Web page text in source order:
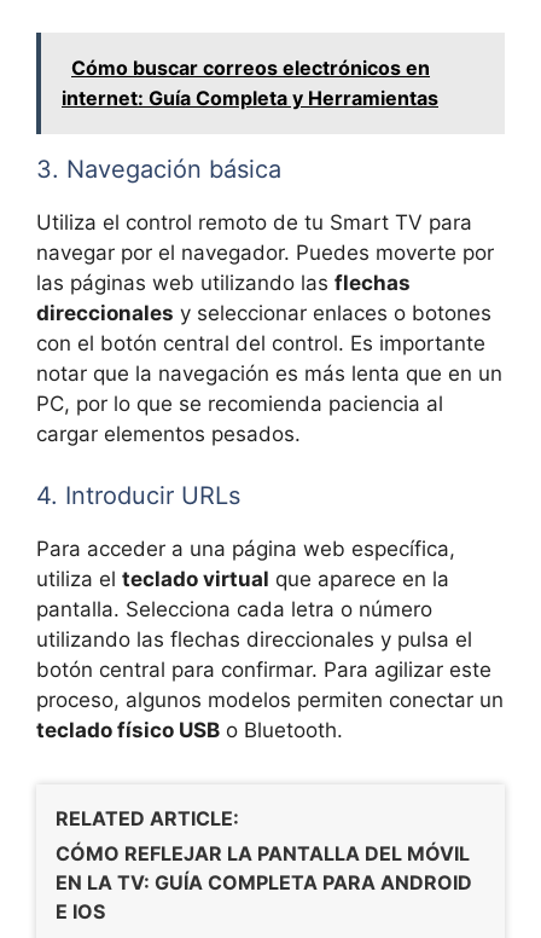
Cómo buscar correos electrónicos en
internet: Guía Completa y Herramientas
3. Navegación básica
Utiliza el control remoto de tu Smart TV para
navegar por el navegador. Puedes moverte por
las páginas web utilizando las flechas
direccionales y seleccionar enlaces o botones
con el botón central del control. Es importante
notar que la navegación es más lenta que en un
PC, por lo que se recomienda paciencia al
cargar elementos pesados.
4. Introducir URLs
Para acceder a una página web específica,
utiliza el teclado virtual que aparece en la
pantalla. Selecciona cada letra o número
utilizando las flechas direccionales y pulsa el
botón central para confirmar. Para agilizar este
proceso, algunos modelos permiten conectar un
teclado físico USB o Bluetooth.
RELATED ARTICLE:
CÓMO REFLEJAR LA PANTALLA DEL MÓVIL
EN LA TV: GUÍA COMPLETA PARA ANDROID
E IOS